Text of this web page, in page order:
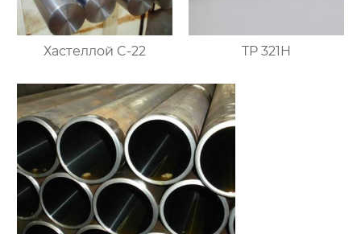
Хастеллой C-22 TP 321H